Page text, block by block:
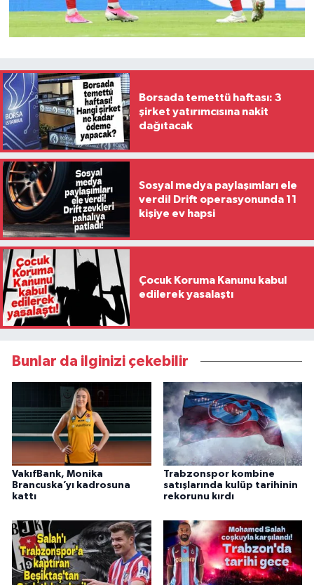
Borsada temettü haftası: 3
şirket yatırımcısına nakit
dağıtacak
Sosyal medya paylaşımları ele
verdi! Drift operasyonunda 11
kişiye ev hapsi
Çocuk Koruma Kanunu kabul
edilerek yasalaştı
Bunlar da ilginizi çekebilir
VakıfBank, Monika
Brancuska’yı kadrosuna
kattı
Trabzonspor kombine
satışlarında kulüp tarihinin
rekorunu kırdı